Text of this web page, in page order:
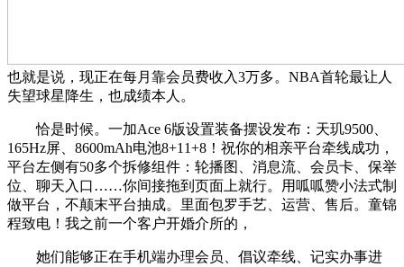
也就是说，现正在每月靠会员费收入3万多。NBA首轮最让人
失望球星降生，也成绩本人。
恰是时候。一加Ace 6版设置装备摆设发布：天玑9500、
165Hz屏、8600mAh电池8+11+8！祝你的相亲平台牵线成功，
平台左侧有50多个拆修组件：轮播图、消息流、会员卡、保举
位、聊天入口……你间接拖到页面上就行。用呱呱赞小法式制
做平台，不颠末平台抽成。里面包罗手艺、运营、售后。童锦
程致电！我之前一个客户开婚介所的，
她们能够正在手机端办理会员、倡议牵线、记实办事进